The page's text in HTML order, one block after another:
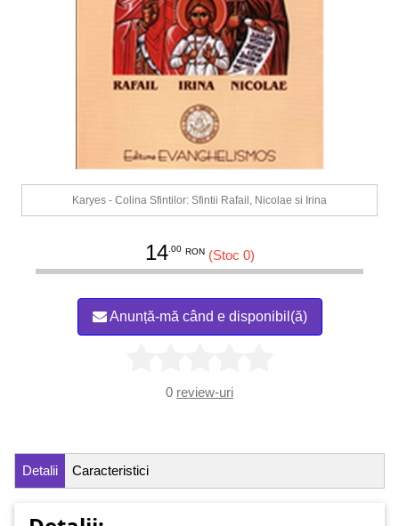
Karyes - Colina Sfintilor: Sfintii Rafail, Nicolae si Irina
14.00 RON (Stoc 0)
Anunță-mă când e disponibil(ă)
0 review-uri
Detalii Caracteristici